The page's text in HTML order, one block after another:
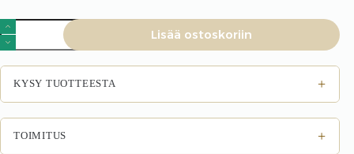
Nojatuoli
PAGONA,
tummansininen
/
musta
määrä
Lisää ostoskoriin
KYSY TUOTTEESTA +
TOIMITUS +